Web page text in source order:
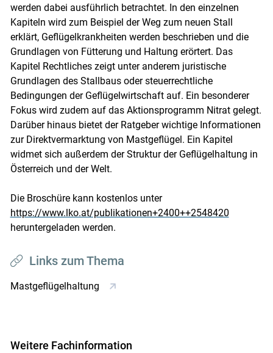
werden dabei ausführlich betrachtet. In den einzelnen
Kapiteln wird zum Beispiel der Weg zum neuen Stall
erklärt, Geflügelkrankheiten werden beschrieben und die
Grundlagen von Fütterung und Haltung erörtert. Das
Kapitel Rechtliches zeigt unter anderem juristische
Grundlagen des Stallbaus oder steuerrechtliche
Bedingungen der Geflügelwirtschaft auf. Ein besonderer
Fokus wird zudem auf das Aktionsprogramm Nitrat gelegt.
Darüber hinaus bietet der Ratgeber wichtige Informationen
zur Direktvermarktung von Mastgeflügel. Ein Kapitel
widmet sich außerdem der Struktur der Geflügelhaltung in
Österreich und der Welt.
Die Broschüre kann kostenlos unter
https://www.lko.at/publikationen+2400++2548420
heruntergeladen werden.
Links zum Thema
Mastgeflügelhaltung
Weitere Fachinformation